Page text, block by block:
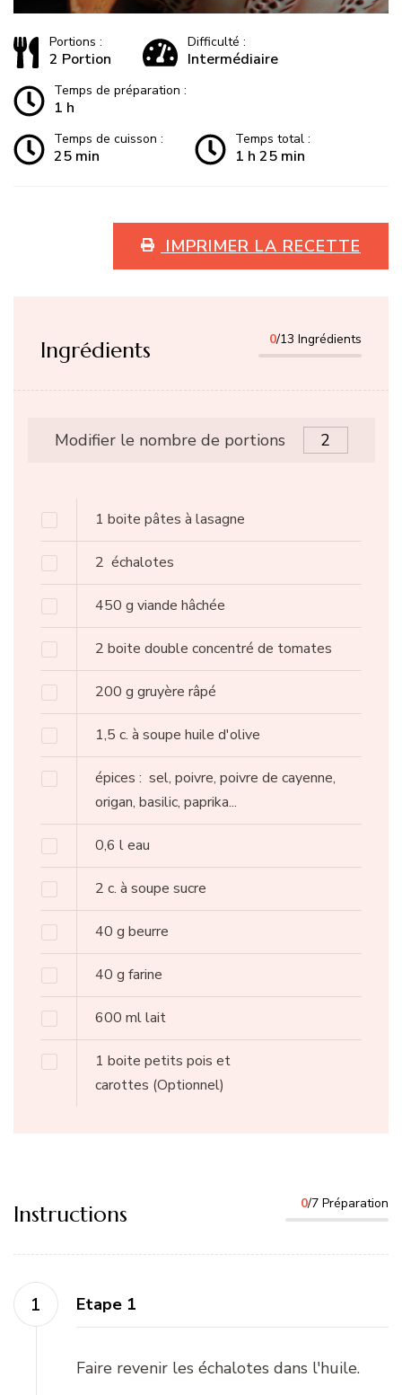
Portions :
2 Portion
Difficulté :
Intermédiaire
Temps de préparation :
1 h
Temps de cuisson :
25 min
Temps total :
1 h 25 min
IMPRIMER LA RECETTE
Ingrédients 0/13 Ingrédients
Modifier le nombre de portions
1 boite pâtes à lasagne
2 échalotes
450 g viande hâchée
2 boite double concentré de tomates
200 g gruyère râpé
1,5 c. à soupe huile d'olive
épices : sel, poivre, poivre de cayenne,
origan, basilic, paprika...
0,6 leau
2 c. à soupe sucre
40 g beurre
40 g farine
600 mllait
1 boite petits pois et
carottes (Optionnel)
Instructions 0/7 Préparation
Etape 1
Faire revenir les échalotes dans l'huile.